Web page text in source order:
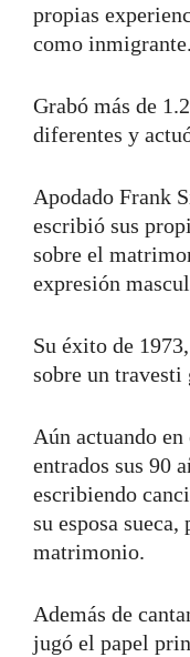
propias
como inmigrante.
Grabó más de
diferentes y
Apodado Frank
escribió sus
sobre el
expresión
Su éxito de
sobre un travesti
Aún actuando
entrados sus 90
escribiendo
su esposa sueca,
matrimonio.
Además de
jugó el papel